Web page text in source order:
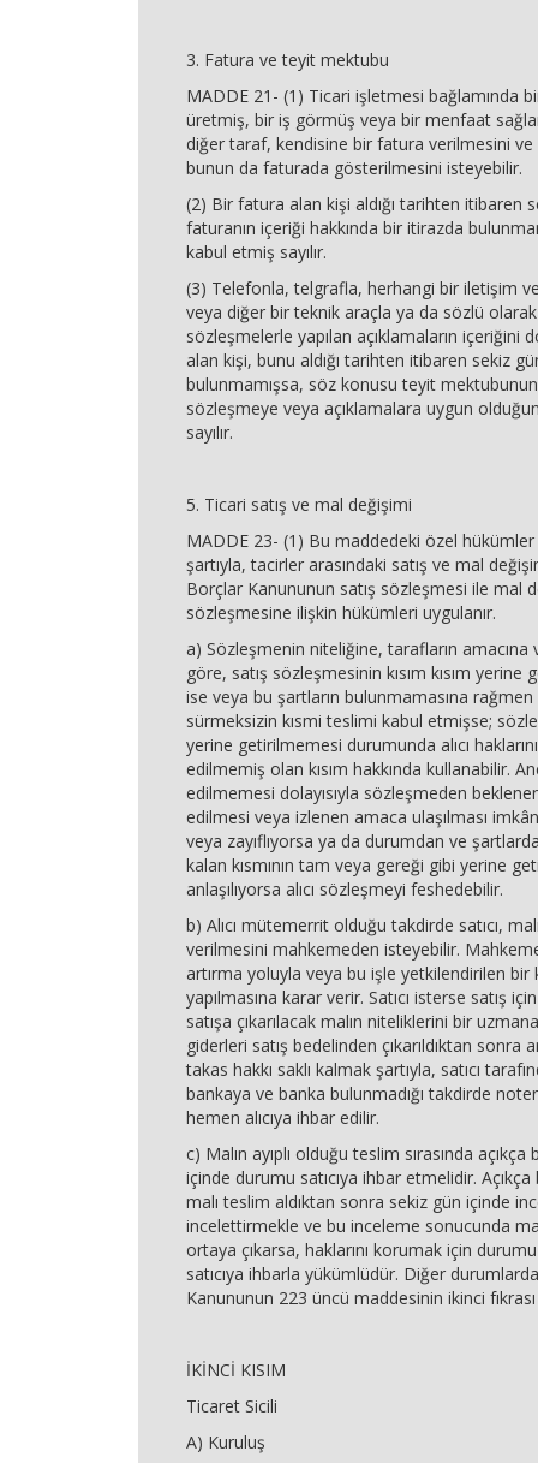
3. Fatura ve teyit mektubu
MADDE 21- (1) Ticari işletmesi bağlamında
üretmiş, bir iş görmüş veya bir menfaat
diğer taraf, kendisine bir fatura verilmesini
bunun da faturada gösterilmesini isteyebilir.
(2) Bir fatura alan kişi aldığı tarihten itibaren
faturanın içeriği hakkında bir itirazda
kabul etmiş sayılır.
(3) Telefonla, telgrafla, herhangi bir iletişim
veya diğer bir teknik araçla ya da sözlü
sözleşmelerle yapılan açıklamaların içeriğini
alan kişi, bunu aldığı tarihten itibaren sekiz
bulunmamışsa, söz konusu teyit mektubunun
sözleşmeye veya açıklamalara uygun
sayılır.
5. Ticari satış ve mal değişimi
MADDE 23- (1) Bu maddedeki özel hükümler
şartıyla, tacirler arasındaki satış ve mal
Borçlar Kanununun satış sözleşmesi ile mal
sözleşmesine ilişkin hükümleri uygulanır.
a) Sözleşmenin niteliğine, tarafların amacına
göre, satış sözleşmesinin kısım kısım
ise veya bu şartların bulunmamasına rağmen
sürmeksizin kısmi teslimi kabul etmişse;
yerine getirilmemesi durumunda alıcı
edilmemiş olan kısım hakkında kullanabilir.
edilmemesi dolayısıyla sözleşmeden
edilmesi veya izlenen amaca ulaşılması
veya zayıflıyorsa ya da durumdan ve
kalan kısmının tam veya gereği gibi yerine
anlaşılıyorsa alıcı sözleşmeyi feshedebilir.
b) Alıcı mütemerrit olduğu takdirde satıcı,
verilmesini mahkemeden isteyebilir.
artırma yoluyla veya bu işle yetkilendirilen bir
yapılmasına karar verir. Satıcı isterse satış
satışa çıkarılacak malın niteliklerini bir
giderleri satış bedelinden çıkarıldıktan sonra
takas hakkı saklı kalmak şartıyla, satıcı
bankaya ve banka bulunmadığı takdirde
hemen alıcıya ihbar edilir.
c) Malın ayıplı olduğu teslim sırasında açıkça
içinde durumu satıcıya ihbar etmelidir. Açıkça
malı teslim aldıktan sonra sekiz gün içinde
incelettirmekle ve bu inceleme sonucunda
ortaya çıkarsa, haklarını korumak için
satıcıya ihbarla yükümlüdür. Diğer
Kanununun 223 üncü maddesinin ikinci fıkrası
İKİNCİ KISIM
Ticaret Sicili
A) Kuruluş